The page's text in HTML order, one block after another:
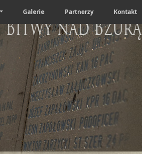
Galerie Partnerzy Kontakt
nad Bzurą